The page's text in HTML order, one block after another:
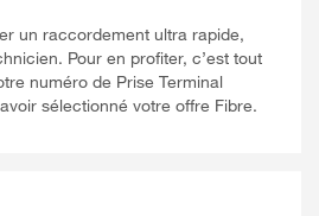
un raccordement ultra rapide,
Pour en profiter, c’est tout
numéro de Prise Terminal
sélectionné votre offre Fibre.